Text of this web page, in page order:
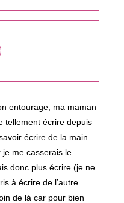
entourage, ma maman
tellement écrire depuis
écrire de la main
je me casserais le
donc plus écrire (je ne
à écrire de l’autre
de là car pour bien